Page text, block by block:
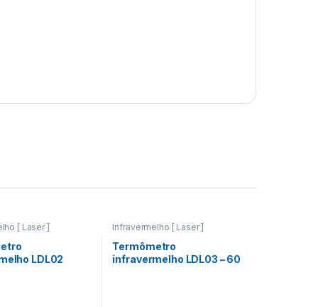
[ Laser ]
LDL02
Infravermelho [ Laser ]
Termômetro
infravermelho LDL03 – 60